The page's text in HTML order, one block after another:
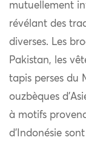
mutuellement
révélant des
diverses. Les
Pakistan, les
tapis perses du
ouzbèques
à motifs
d’Indonésie